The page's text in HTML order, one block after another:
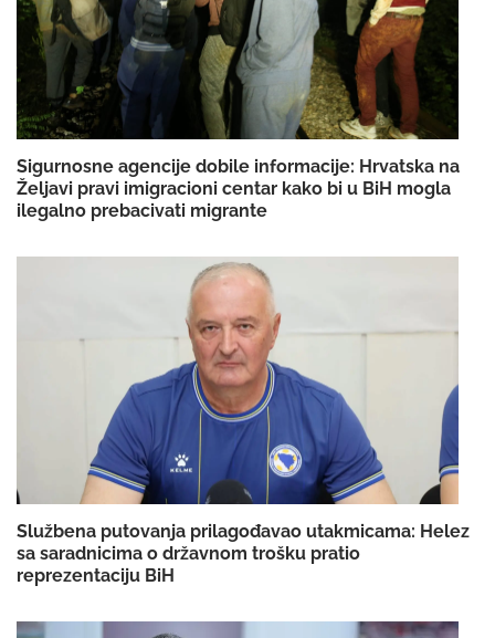
Sigurnosne agencije dobile informacije: Hrvatska na
Željavi pravi imigracioni centar kako bi u BiH mogla
ilegalno prebacivati migrante
Službena putovanja prilagođavao utakmicama: Helez
sa saradnicima o državnom trošku pratio
reprezentaciju BiH